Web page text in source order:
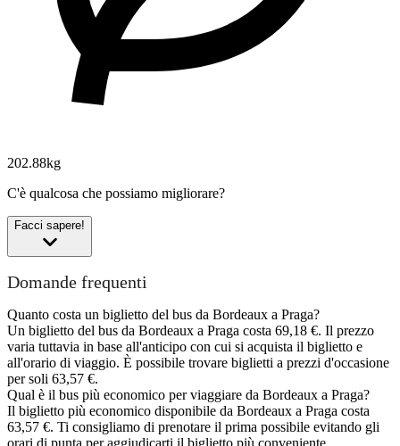
202.88kg
C'è qualcosa che possiamo migliorare?
Facci sapere!
Domande frequenti
Quanto costa un biglietto del bus da Bordeaux a Praga?
Un biglietto del bus da Bordeaux a Praga costa 69,18 €. Il prezzo
varia tuttavia in base all'anticipo con cui si acquista il biglietto e
all'orario di viaggio. È possibile trovare biglietti a prezzi d'occasione
per soli 63,57 €.
Qual è il bus più economico per viaggiare da Bordeaux a Praga?
Il biglietto più economico disponibile da Bordeaux a Praga costa
63,57 €. Ti consigliamo di prenotare il prima possibile evitando gli